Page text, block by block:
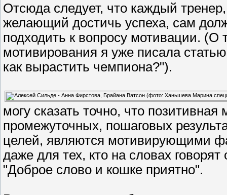
Отсюда следует, что каждый
желающий достичь успеха, сам
подходить к вопросу мотивации.
мотивирования я уже писала
как вырастить чемпиона?").
могу сказать точно, что
промежуточных, пошаговых
целей, являются мотивирующими
даже для тех, кто на словах
"Доброе слово и кошке приятно".